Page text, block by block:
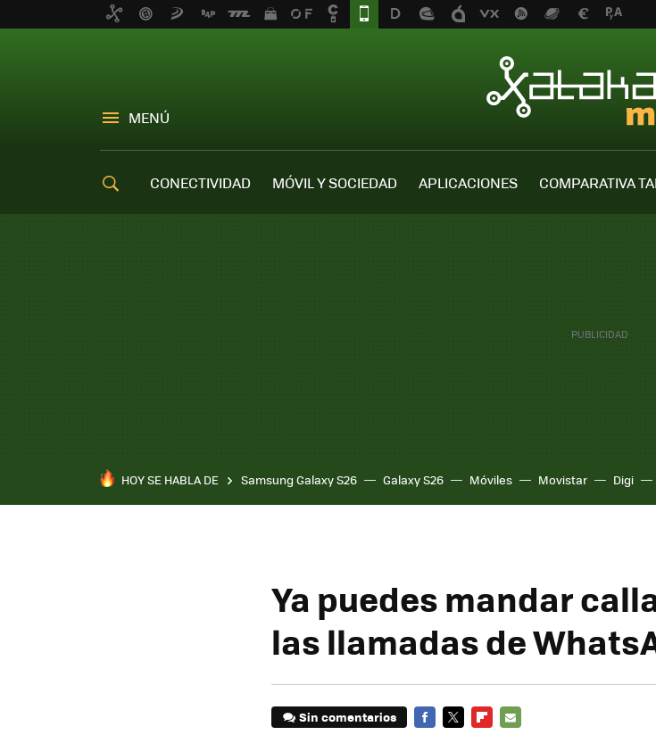
MENÚ
CONECTIVIDAD MÓVIL Y SOCIEDAD APLICACIONES COMPARATIVA
HOY SE HABLA DE Samsung Galaxy S26 Galaxy S26 Móviles Movistar Digi
Ya puedes mandar
las llamadas de
Sin comentarios